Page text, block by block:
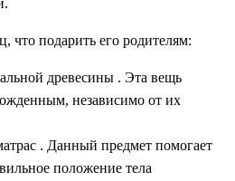
что подарить его родителям:
древесины . Эта вещь
независимо от их
. Данный предмет помогает
положение тела